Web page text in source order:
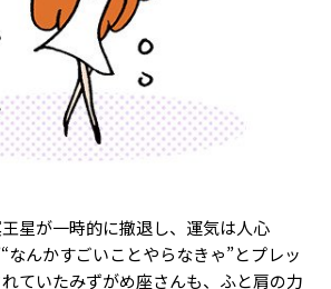
星が一時的に撤退し、運気は人心
なんかすごいことやらなきゃ”とプレッ
ていたみずがめ座さんも、ふと肩の力